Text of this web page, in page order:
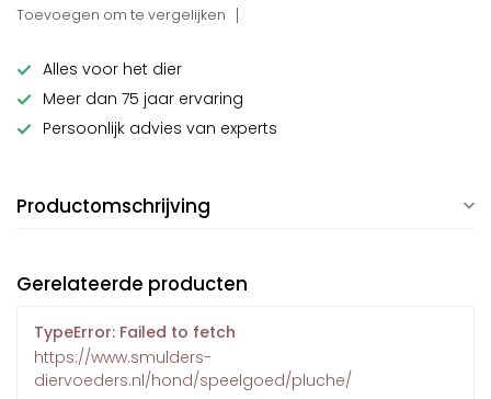
Toevoegen om te vergelijken
Alles voor het dier
Meer dan 75 jaar ervaring
Persoonlijk advies van experts
Productomschrijving
Gerelateerde producten
TypeError: Failed to fetch
https://www.smulders-
diervoeders.nl/hond/speelgoed/pluche/